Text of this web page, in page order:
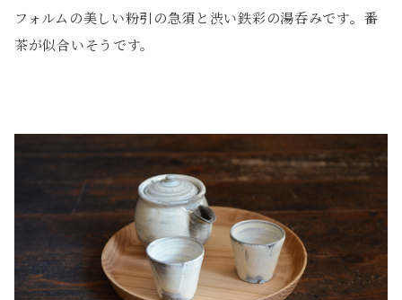
フォルムの美しい粉引の急須と渋い鉄彩の湯呑みです。番
茶が似合いそうです。